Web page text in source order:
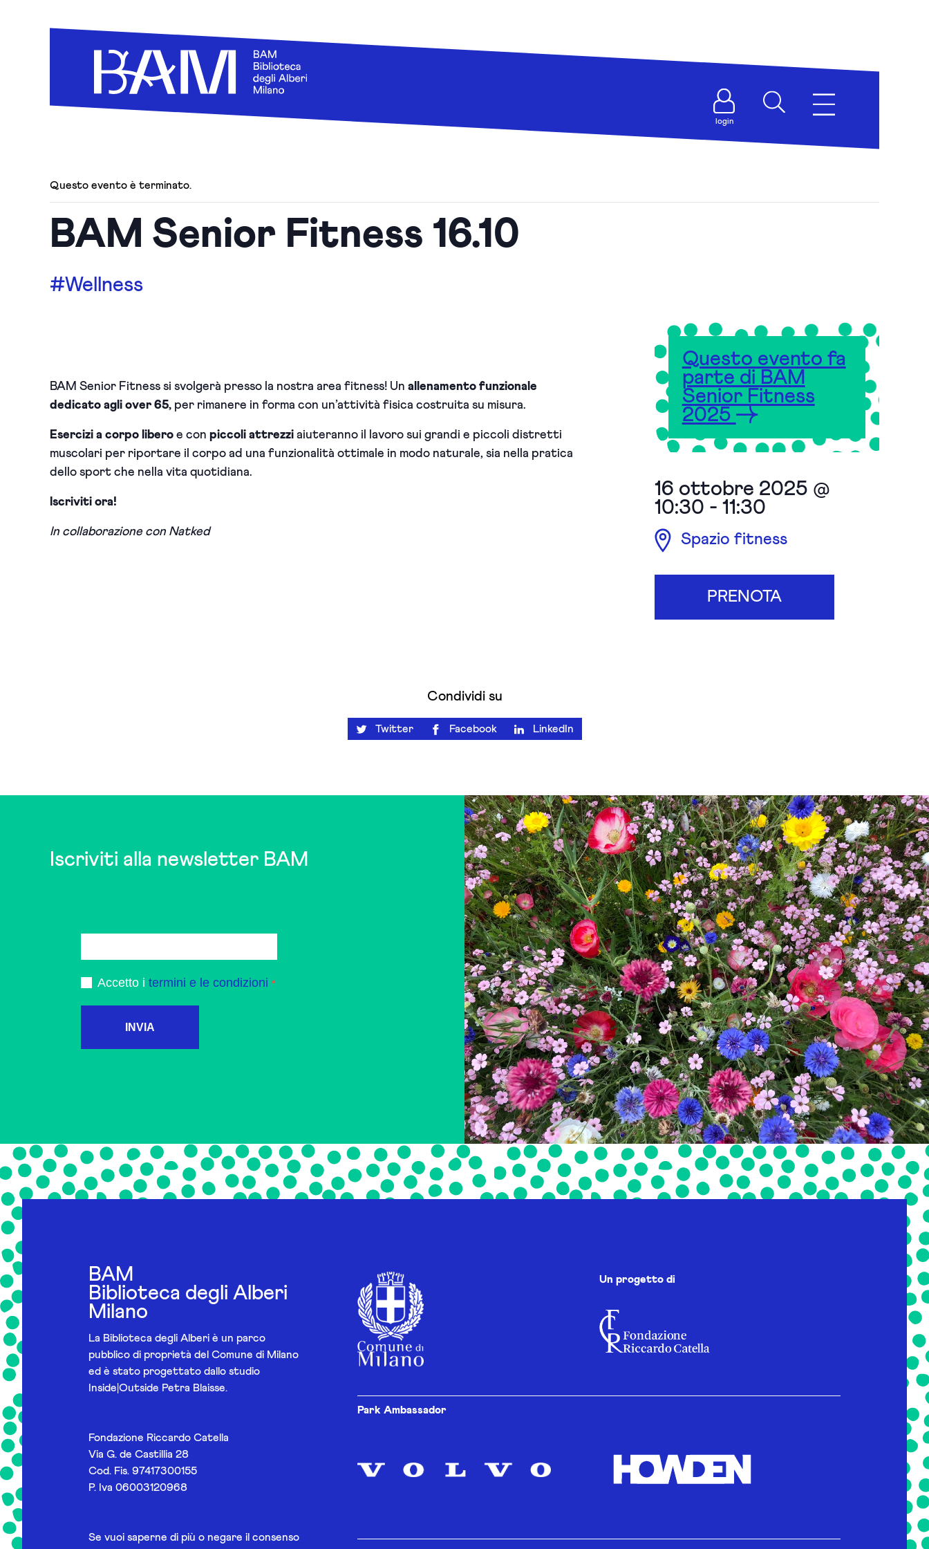
login
Questo evento è terminato.
BAM Senior Fitness 16.10
#Wellness
BAM Senior Fitness si svolgerà presso la nostra area fitness! Un allenamento funzionale
dedicato agli over 65, per rimanere in forma con un’attività fisica costruita su misura.
Esercizi a corpo libero e con piccoli attrezzi aiuteranno il lavoro sui grandi e piccoli distretti
muscolari per riportare il corpo ad una funzionalità ottimale in modo naturale, sia nella pratica
dello sport che nella vita quotidiana.
Iscriviti ora!
In collaborazione con Natked
Questo evento fa
parte di BAM
Senior Fitness
2025
16 ottobre 2025 @
10:30 - 11:30
Spazio fitness
PRENOTA
Condividi su
Twitter Facebook LinkedIn
Iscriviti alla newsletter BAM
Accetto i termini e le condizioni
INVIA
BAM
Biblioteca degli Alberi
Milano
La Biblioteca degli Alberi è un parco
pubblico di proprietà del Comune di Milano
ed è stato progettato dallo studio
Inside|Outside Petra Blaisse.
Fondazione Riccardo Catella
Via G. de Castillia 28
Cod. Fis. 97417300155
P. Iva 06003120968
Se vuoi saperne di più o negare il consenso
Un progetto di
Park Ambassador